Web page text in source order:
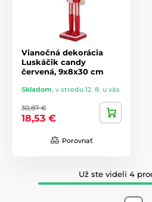
Vianočná dekorácia
Luskáčik candy
červená, 9x8x30 cm
Skladom, v stredu 12. 8. u vás
30,87 €
18,53 €
Porovnať
Už ste videli 4